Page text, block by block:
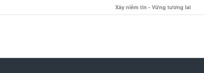
Xây niềm tin - Vững tương lai